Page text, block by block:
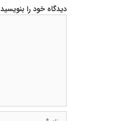
دیدگاه خود را بنویسید